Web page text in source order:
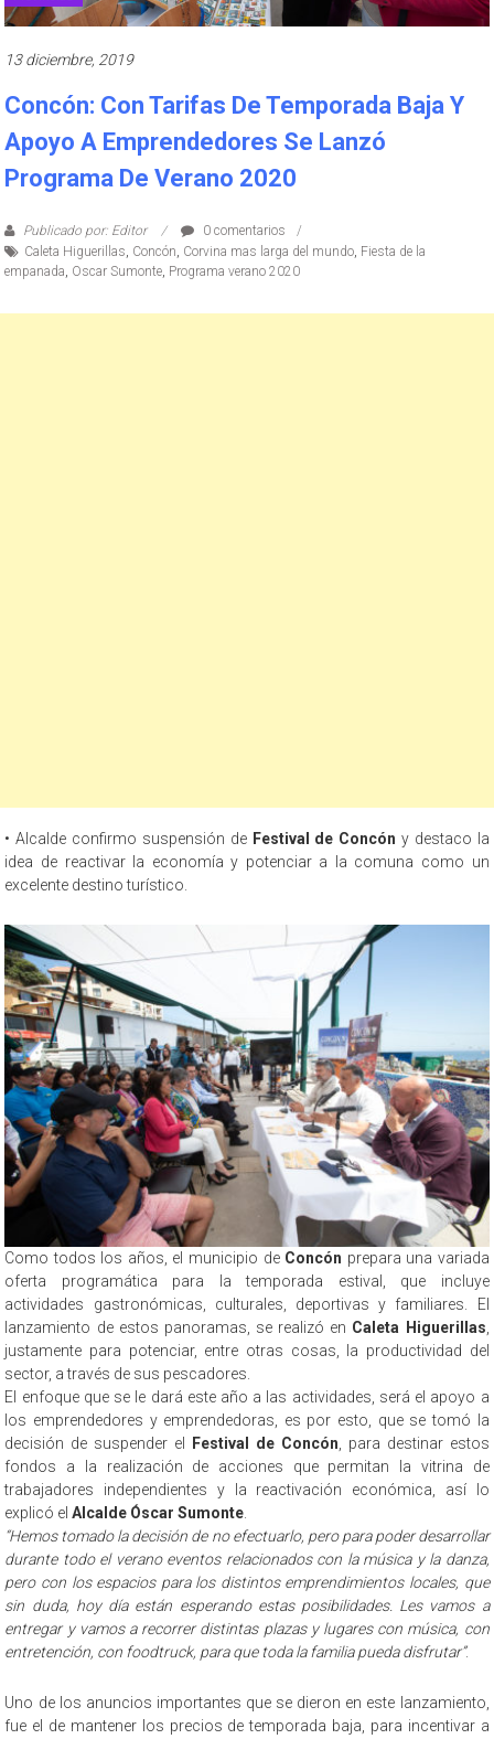
13 diciembre, 2019
Concón: Con Tarifas De Temporada Baja Y
Apoyo A Emprendedores Se Lanzó
Programa De Verano 2020
Publicado por: Editor
0 comentarios
Caleta Higuerillas Concón Corvina mas larga del mundo Fiesta de la
empanada Oscar Sumonte Programa verano 2020
• Alcalde confirmo suspensión de Festival de Concón y destaco la
idea de reactivar la economía y potenciar a la comuna como un
excelente destino turístico.
Como todos los años, el municipio de Concón prepara una variada
oferta programática para la temporada estival, que incluye
actividades gastronómicas, culturales, deportivas y familiares. El
lanzamiento de estos panoramas, se realizó en Caleta Higuerillas,
justamente para potenciar, entre otras cosas, la productividad del
sector, a través de sus pescadores.
El enfoque que se le dará este año a las actividades, será el apoyo a
los emprendedores y emprendedoras, es por esto, que se tomó la
decisión de suspender el
Festival de Concón, para destinar estos
fondos a la realización de acciones que permitan la vitrina de
trabajadores independientes y la reactivación económica, así lo
explicó elAlcalde Óscar Sumonte.
“Hemos tomado la decisión de no efectuarlo, pero para poder desarrollar
durante todo el verano eventos relacionados con la música y la danza,
pero con los espacios para los distintos emprendimientos locales, que
sin duda, hoy día están esperando estas posibilidades. Les vamos a
entregar y vamos a recorrer distintas plazas y lugares con música, con
entretención, con foodtruck, para que toda la familia pueda disfrutar”.
Uno de los anuncios importantes que se dieron en este lanzamiento,
fue el de mantener los precios de temporada baja, para incentivar a